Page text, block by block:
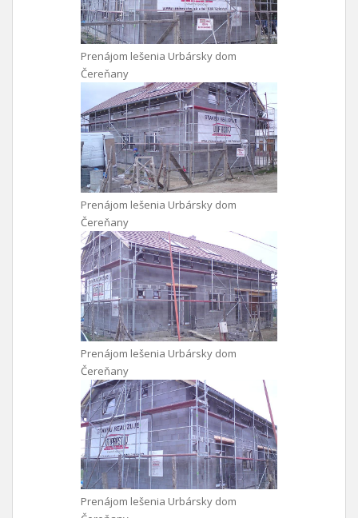
Prenájom lešenia Urbársky dom
Čereňany
Prenájom lešenia Urbársky dom
Čereňany
Prenájom lešenia Urbársky dom
Čereňany
Prenájom lešenia Urbársky dom